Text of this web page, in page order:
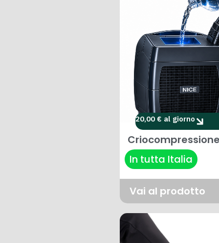
20,00 € al giorno
In tutta Italia
Vai al prodotto